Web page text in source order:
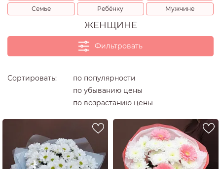
Семье
Ребёнку Мужчине
ЖЕНЩИНЕ
Фильтровать
выразить внимание
люблю ее
Сортировать:
по популярности
по убыванию цены
по возрастанию цены